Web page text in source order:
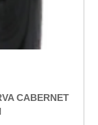
CABERNET